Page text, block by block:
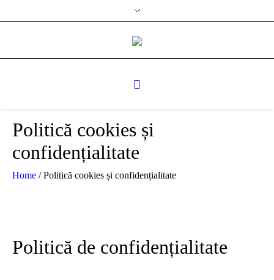
Politică cookies și
confidențialitate
Home /Politică cookies și confidențialitate
Politică de confidențialitate